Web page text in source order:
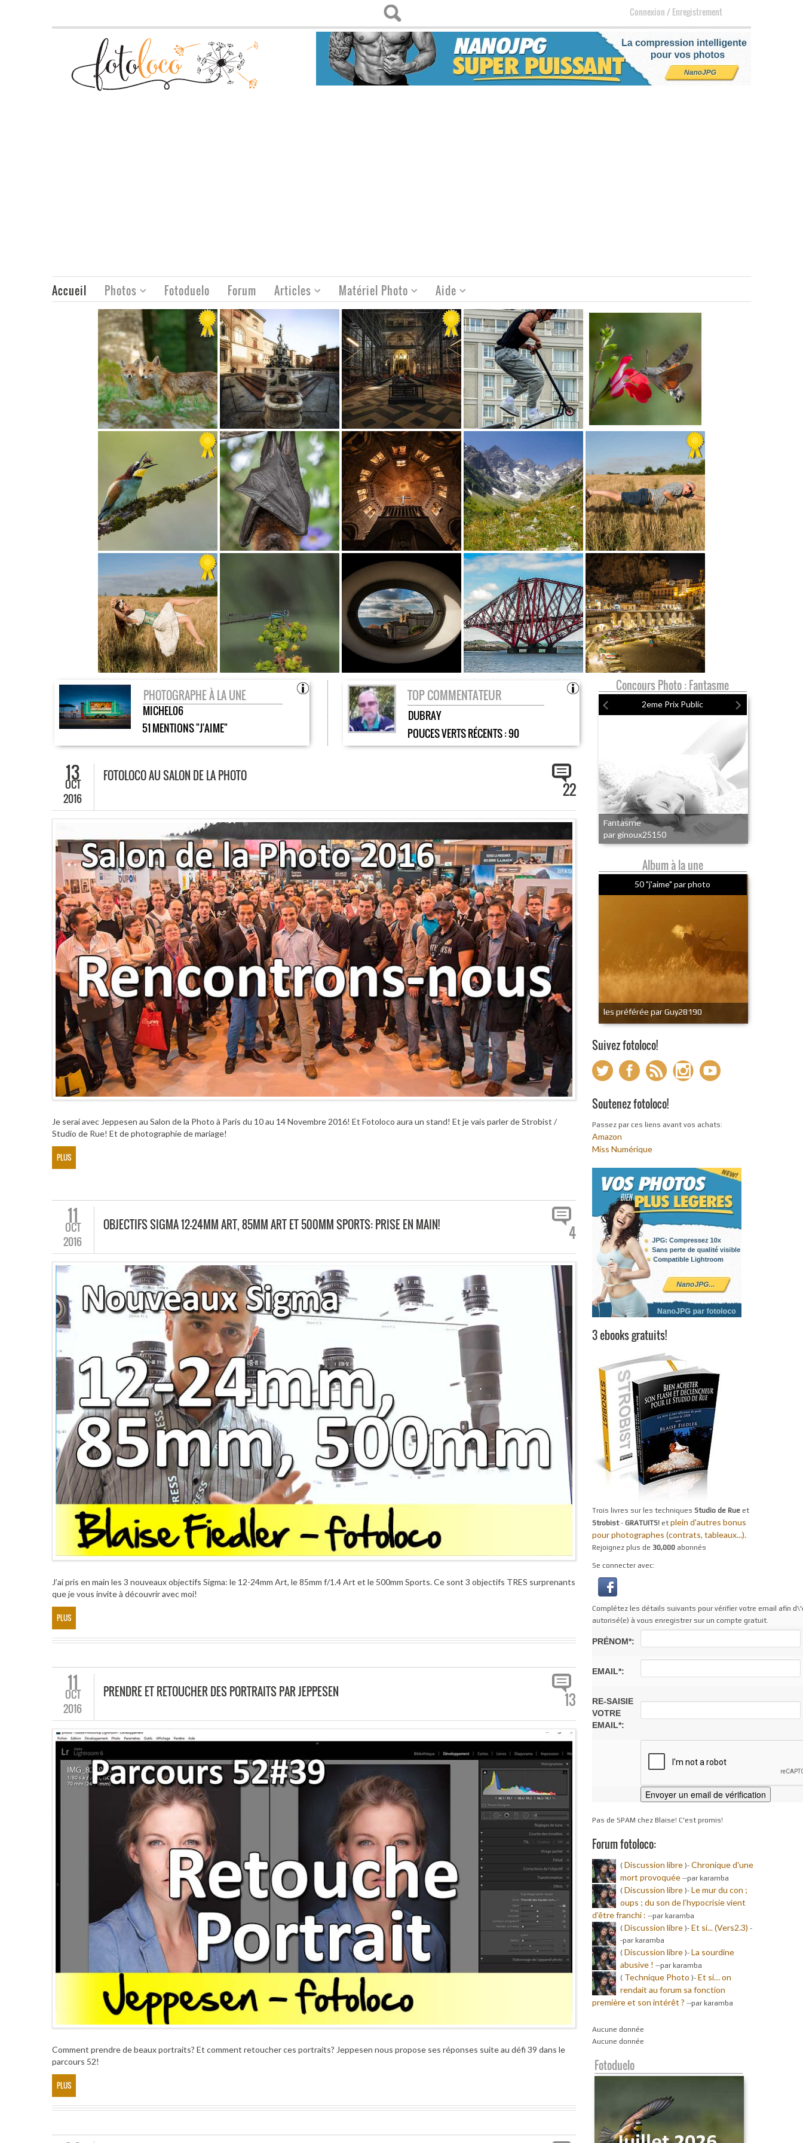
Connexion/Enregistrement
Accueil Photos Fotoduelo Forum Articles Matériel Photo Aide
PHOTOGRAPHE À LA UNE
MICHEL06
51 MENTIONS "J'AIME"
TOP COMMENTATEUR
DUBRAY
POUCES VERTS RÉCENTS :90
13
OCT
2016
FOTOLOCO AU SALON DE LA PHOTO
22
Je serai avec Jeppesen au Salon de la Photo à Paris du 10 au 14 Novembre 2016! Et Fotoloco aura un stand! Et je vais parler de Strobist /
Studio de Rue! Et de photographie de mariage!
PLUS
11
OCT
2016
OBJECTIFS SIGMA 12-24MM ART, 85MM ART ET 500MM SPORTS: PRISE EN MAIN! 4
J’ai pris en main les 3 nouveaux objectifs Sigma: le 12-24mm Art, le 85mm f/1.4 Art et le 500mm Sports. Ce sont 3 objectifs TRES surprenants
que je vous invite à découvrir avec moi!
PLUS
11
OCT
2016
PRENDRE ET RETOUCHER DES PORTRAITS PAR JEPPESEN 13
Comment prendre de beaux portraits? Et comment retoucher ces portraits? Jeppesen nous propose ses réponses suite au défi 39 dans le
parcours 52!
PLUS
Concours Photo : Fantasme
2eme Prix Public
Fantasme
par ginoux25150
Album à la une
50 "j'aime" par photo
les préférée par Guy28190
Suivez fotoloco!
Soutenez fotoloco!
Passez par ces liens avant vos achats:
Amazon
Miss Numérique
3 ebooks gratuits!
Trois livres sur les techniques Studio de Rueet
Strobist- GRATUITS! et plein d'autres bonus
pour photographes (contrats, tableaux...).
Rejoignez plus de 30,000abonnés
Se connecter avec:
Complétez les détails suivants pour vérifier votre email afin
autorisé(e) à vous enregistrer sur un compte gratuit.
PRÉNOM*:
EMAIL*:
RE-SAISIE
VOTRE
EMAIL*:
Pas de SPAM chez Blaise! C'est promis!
Forum fotoloco:
( Discussion libre)- Chronique d'une
mort provoquée--par karamba
( Discussion libre)- Le mur du con ;
oups ; du son de l’hypocrisie vient
d’être franchi : --par karamba
( Discussion libre)- Et si... (Vers2.3) -
-par karamba
( Discussion libre)- La sourdine
abusive ! --par karamba
( Technique Photo )- Et si… on
rendait au forum sa fonction
première et son intérêt ? --par karamba
Aucune donnée
Aucune donnée
Fotoduelo